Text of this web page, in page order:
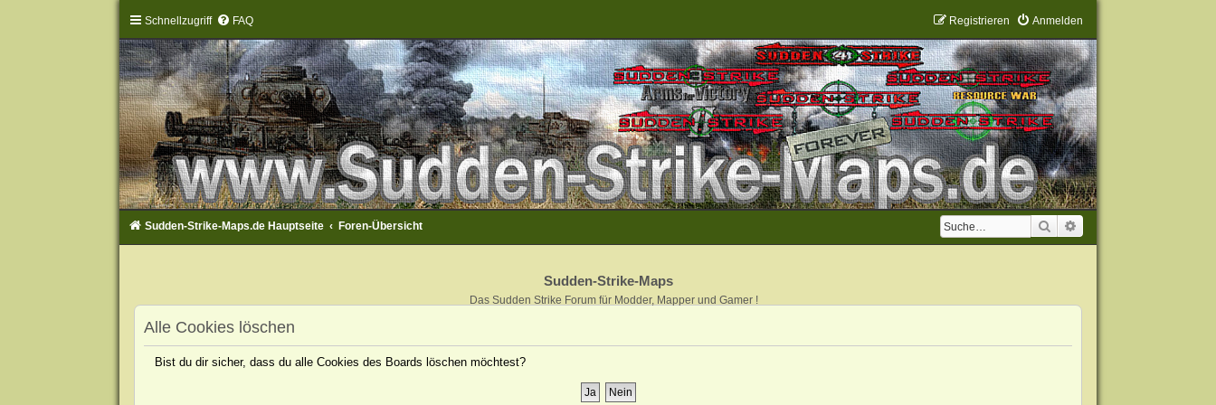
Schnellzugriff FAQ Anmelden
Registrieren
Suche
Sudden-Strike-Maps.de Hauptseite Foren-Übersicht
Sudden-Strike-Maps
Das Sudden Strike Forum für Modder, Mapper und Gamer !
Alle Cookies löschen
Bist du dir sicher, dass du alle Cookies des Boards löschen möchtest?